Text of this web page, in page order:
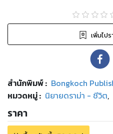
เพิ่มไป
สำนักพิมพ์: Bongkoch
หมวดหมู่: นิยายดราม่า - ชีวิต,
ราคา